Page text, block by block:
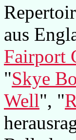
aus
Fairport
"Skye
Well", "